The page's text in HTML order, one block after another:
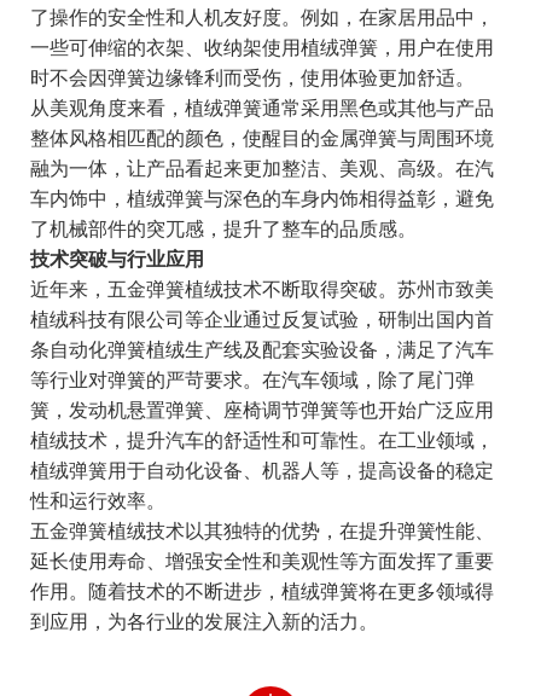
了操作的安全性和人机友好度。例如，在家居用品中，
一些可伸缩的衣架、收纳架使用植绒弹簧，用户在使用
时不会因弹簧边缘锋利而受伤，使用体验更加舒适。
从美观角度来看，植绒弹簧通常采用黑色或其他与产品
整体风格相匹配的颜色，使醒目的金属弹簧与周围环境
融为一体，让产品看起来更加整洁、美观、高级。在汽
车内饰中，植绒弹簧与深色的车身内饰相得益彰，避免
了机械部件的突兀感，提升了整车的品质感。
技术突破与行业应用
近年来，五金弹簧植绒技术不断取得突破。苏州市致美
植绒科技有限公司等企业通过反复试验，研制出国内首
条自动化弹簧植绒生产线及配套实验设备，满足了汽车
等行业对弹簧的严苛要求。在汽车领域，除了尾门弹
簧，发动机悬置弹簧、座椅调节弹簧等也开始广泛应用
植绒技术，提升汽车的舒适性和可靠性。在工业领域，
植绒弹簧用于自动化设备、机器人等，提高设备的稳定
性和运行效率。
五金弹簧植绒技术以其独特的优势，在提升弹簧性能、
延长使用寿命、增强安全性和美观性等方面发挥了重要
作用。随着技术的不断进步，植绒弹簧将在更多领域得
到应用，为各行业的发展注入新的活力。